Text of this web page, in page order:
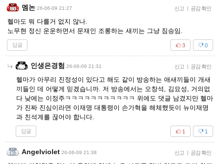
멤논 26-06-09 21:27 신고 | 공감 확인
헬마도 뭐 다를거 없지 않나.
노무현 정신 운운하면서 문재인 조롱하는 새끼는 그냥 짐승임.
답글 0
3
인생은경험 26-06-09 21:31 신고 | 공감 확인
헬마가 아무리 진정성이 있다고 해도 같이 방송하는 애새끼들이 개새
끼들인 데 어떻게 믿겠습니까. 저 방송에서는 오창석, 김묘성, 거의없
다 낮에는 이정주ㅋㅋㅋㅋㅋㅋㅋㅋㅋㅋㅋ 위에도 댓글 남겼지만 헬마
가 진짜 진심이라면 이재명 대통령이 손가혁을 해체했듯이 뉴이재명
과 친석계를 끊어야 합니다.
답글 1
1
Angelviolet 26-06-09 21:38 신고 | 공감 확인